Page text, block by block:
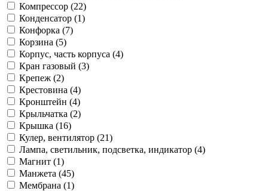
Компрессор (22)
Конденсатор (1)
Конфорка (7)
Корзина (5)
Корпус, часть корпуса (4)
Кран газовый (3)
Крепеж (2)
Крестовина (4)
Кронштейн (4)
Крыльчатка (2)
Крышка (16)
Кулер, вентилятор (21)
Лампа, светильник, подсветка, индикатор (4)
Магнит (1)
Манжета (45)
Мембрана (1)